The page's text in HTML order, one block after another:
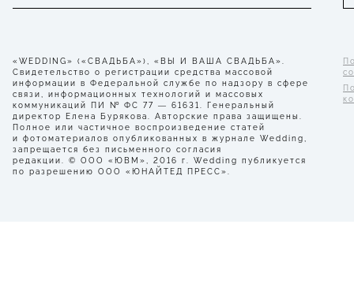
«WEDDING» («СВАДЬБА»), «ВЫ И ВАША СВАДЬБА».
Свидетельство о регистрации средства массовой
информации в Федеральной службе по надзору в сфере
связи, информационных технологий и массовых
коммуникаций ПИ № ФС 77 — 61631. Генеральный
директор Елена Бурякова. Авторские права защищены.
Полное или частичное воспроизведение статей
и фотоматериалов опубликованных в журнале Wedding,
запрещается без письменного согласия
редакции. © ООО «ЮВМ», 2016 г. Wedding публикуется
по разрешению ООО «ЮНАЙТЕД ПРЕСС».